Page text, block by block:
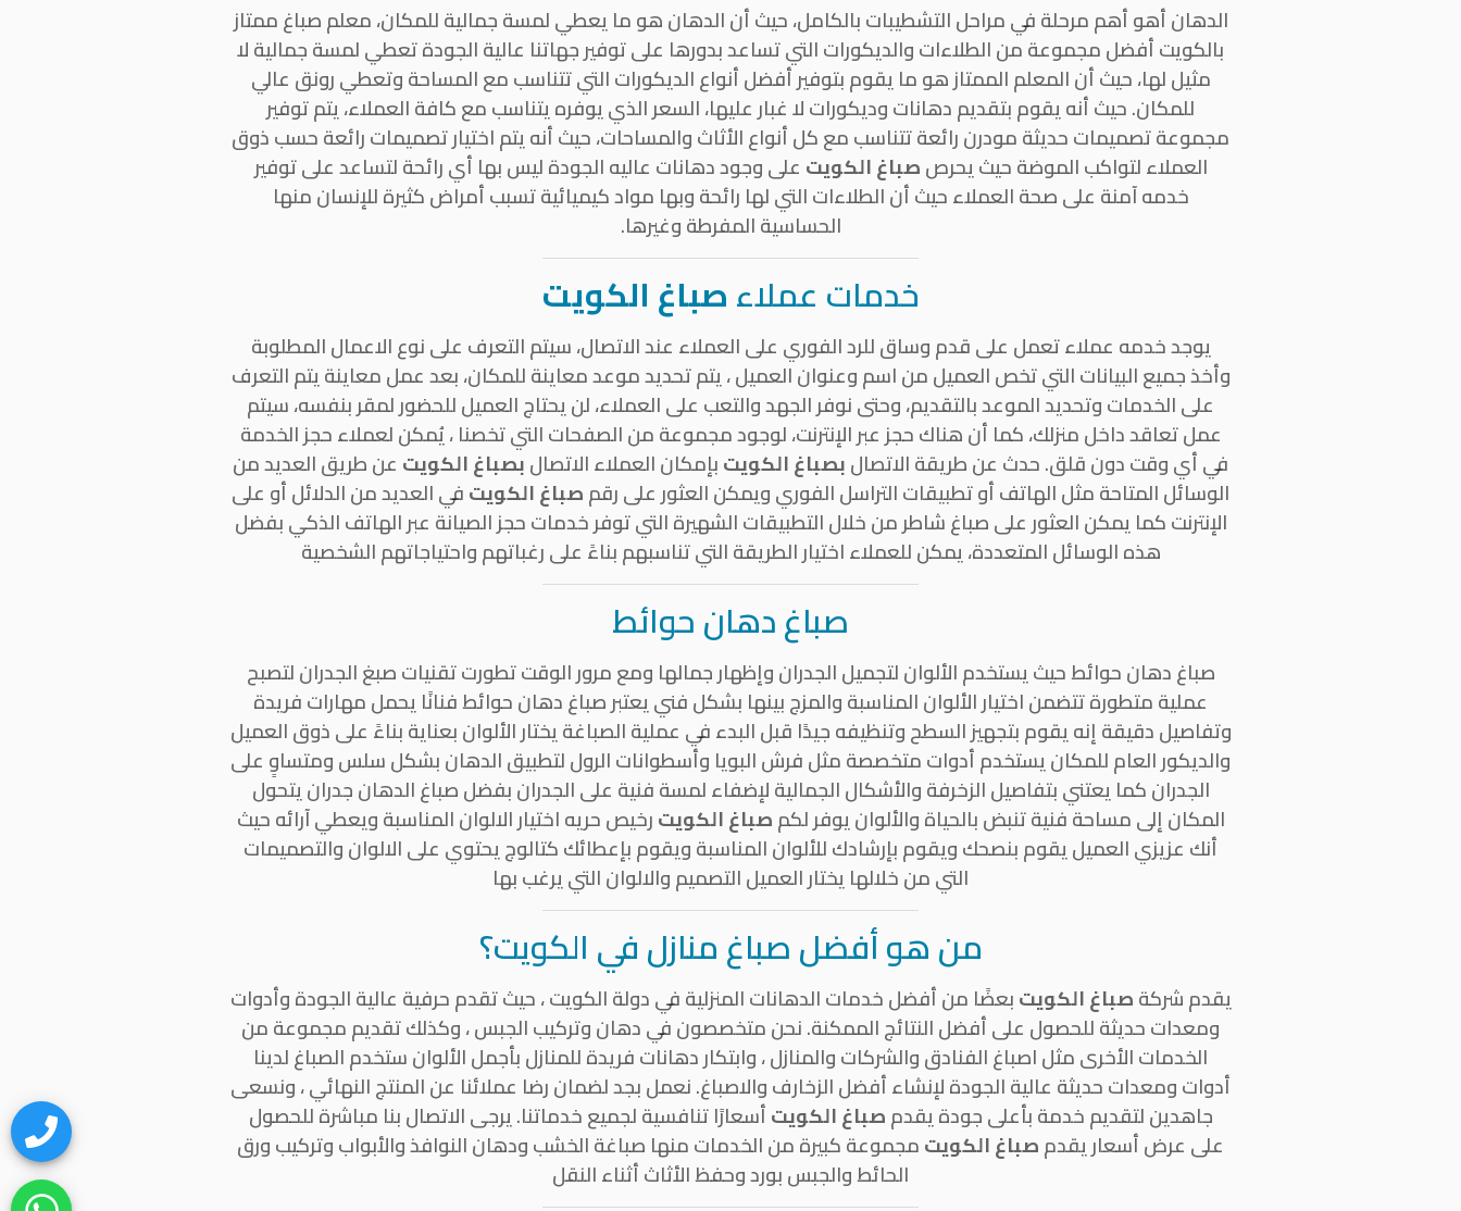
الدهان أهو أهم مرحلة في مراحل التشطيبات بالكامل، حيث أن الدهان هو ما يعطي لمسة جمالية للمكان، معلم صباغ ممتاز
بالكويت أفضل مجموعة من الطلاءات والديكورات التي تساعد بدورها على توفير جهاتنا عالية الجودة تعطي لمسة جمالية لا
مثيل لها، حيث أن المعلم الممتاز هو ما يقوم بتوفير أفضل أنواع الديكورات التي تتناسب مع المساحة وتعطي رونق عالي
للمكان. حيث أنه يقوم بتقديم دهانات وديكورات لا غبار عليها، السعر الذي يوفره يتناسب مع كافة العملاء، يتم توفير
مجموعة تصميمات حديثة مودرن رائعة تتناسب مع كل أنواع الأثاث والمساحات، حيث أنه يتم اختيار تصميمات رائعة حسب ذوق
العملاء لتواكب الموضة حيث يحرصصباغ الكويت على وجود دهانات عاليه الجودة ليس بها أي رائحة لتساعد على توفير
خدمه آمنة على صحة العملاء حيث أن الطلاءات التي لها رائحة وبها مواد كيميائية تسبب أمراض كثيرة للإنسان منها
الحساسية المفرطة وغيرها.
خدمات عملاءصباغ الكويت
يوجد خدمه عملاء تعمل على قدم وساق للرد الفوري على العملاء عند الاتصال، سيتم التعرف على نوع الاعمال المطلوبة
وأخذ جميع البيانات التي تخص العميل من اسم وعنوان العميل ، يتم تحديد موعد معاينة للمكان، بعد عمل معاينة يتم التعرف
على الخدمات وتحديد الموعد بالتقديم، وحتى نوفر الجهد والتعب على العملاء، لن يحتاج العميل للحضور لمقر بنفسه، سيتم
عمل تعاقد داخل منزلك، كما أن هناك حجز عبر الإنترنت، لوجود مجموعة من الصفحات التي تخصنا ، يُمكن لعملاء حجز الخدمة
في أي وقت دون قلق. حدث عن طريقة الاتصالبصباغ الكويتبإمكان العملاء الاتصالبصباغ الكويت عن طريق العديد من
الوسائل المتاحة مثل الهاتف أو تطبيقات التراسل الفوري ويمكن العثور على رقمصباغ الكويتفي العديد من الدلائل أو على
الإنترنت كما يمكن العثور على صباغ شاطر من خلال التطبيقات الشهيرة التي توفر خدمات حجز الصيانة عبر الهاتف الذكي بفضل
هذه الوسائل المتعددة، يمكن للعملاء اختيار الطريقة التي تناسبهم بناءً على رغباتهم واحتياجاتهم الشخصية
صباغ دهان حوائط
صباغ دهان حوائط حيث يستخدم الألوان لتجميل الجدران وإظهار جمالها ومع مرور الوقت تطورت تقنيات صبغ الجدران لتصبح
عملية متطورة تتضمن اختيار الألوان المناسبة والمزج بينها بشكل فني يعتبر صباغ دهان حوائط فنانًا يحمل مهارات فريدة
وتفاصيل دقيقة إنه يقوم بتجهيز السطح وتنظيفه جيدًا قبل البدء في عملية الصباغة يختار الألوان بعناية بناءً على ذوق العميل
والديكور العام للمكان يستخدم أدوات متخصصة مثل فرش البويا وأسطوانات الرول لتطبيق الدهان بشكل سلس ومتساوٍ على
الجدران كما يعتني بتفاصيل الزخرفة والأشكال الجمالية لإضفاء لمسة فنية على الجدران بفضل صباغ الدهان جدران يتحول
المكان إلى مساحة فنية تنبض بالحياة والألوان يوفر لكمصباغ الكويترخيص حريه اختيار الالوان المناسبة ويعطي آرائه حيث
أنك عزيزي العميل يقوم بنصحك ويقوم بإرشادك للألوان المناسبة ويقوم بإعطائك كتالوج يحتوي على الالوان والتصميمات
التي من خلالها يختار العميل التصميم والالوان التي يرغب بها
من هو أفضل صباغ منازل في الكويت؟
يقدم شركةصباغ الكويتبعضًا من أفضل خدمات الدهانات المنزلية في دولة الكويت ، حيث تقدم حرفية عالية الجودة وأدوات
ومعدات حديثة للحصول على أفضل النتائج الممكنة. نحن متخصصون في دهان وتركيب الجبس ، وكذلك تقديم مجموعة من
الخدمات الأخرى مثل اصباغ الفنادق والشركات والمنازل ، وابتكار دهانات فريدة للمنازل بأجمل الألوان ستخدم الصباغ لدينا
أدوات ومعدات حديثة عالية الجودة لإنشاء أفضل الزخارف والاصباغ. نعمل بجد لضمان رضا عملائنا عن المنتج النهائي ، ونسعى
جاهدين لتقديم خدمة بأعلى جودة يقدمصباغ الكويتأسعارًا تنافسية لجميع خدماتنا. يرجى الاتصال بنا مباشرة للحصول
على عرض أسعار يقدمصباغ الكويتمجموعة كبيرة من الخدمات منها صباغة الخشب ودهان النوافذ والأبواب وتركيب ورق
الحائط والجبس بورد وحفظ الأثاث أثناء النقل